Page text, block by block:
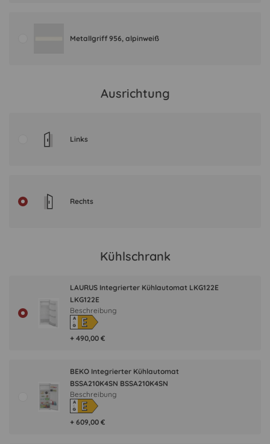
Metallgriff 956, alpinweiß
Ausrichtung
Links
Rechts
Kühlschrank
LAURUS Integrierter Kühlautomat LKG122E
LKG122E
+ 490,00 €
A
↑G E
Beschreibung
BEKO Integrierter Kühlautomat
BSSA210K4SN BSSA210K4SN
+ 609,00 €
A
↑G E
Beschreibung